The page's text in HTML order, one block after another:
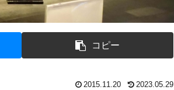
コピー
2015.11.20 2023.05.29